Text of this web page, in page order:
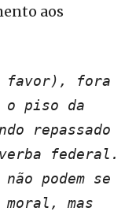
aos
favor), fora
o piso da
repassado
federal.
podem se
mas